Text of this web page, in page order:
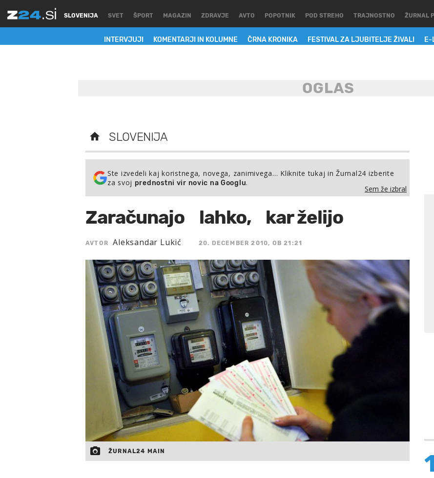
SLOVENIJA
INTERVJUJI KOMENTARJI IN KOLUMNE ČRNA KRONIKA FESTIVAL ZA LJUBITELJE ŽIVALI E-
SVET ŠPORT MAGAZIN ZDRAVJE AVTO POPOTNIK POD STREHO TRAJNOSTNO ŽURNAL
SLOVENIJA
Ste izvedeli kaj koristnega, novega, zanimivega… Kliknite tukaj in Žurnal24 izberite
za svoj prednostni vir novic na Googlu.
Sem že izbral
Zaračunajo lahko, kar želijo
AVTOR Aleksandar Lukić 20. DECEMBER 2010, OB 21:21
ŽURNAL24 MAIN 1